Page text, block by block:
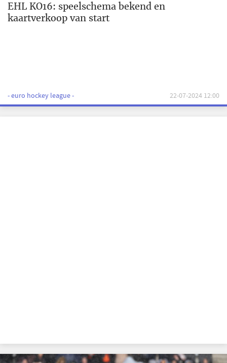
EHL KO16: speelschema bekend en
kaartverkoop van start
- euro hockey league - 22-07-2024 12:00